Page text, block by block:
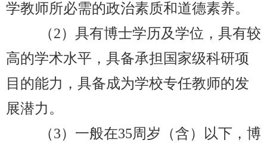
学教师所必需的政治素质和道德素养。
（2） 具有博士学历及学位，具有较
高的学术水平，具备承担国家级科研项
目的能力，具备成为学校专任教师的发
展潜力。
（3） 一般在35周岁（含）以下，博